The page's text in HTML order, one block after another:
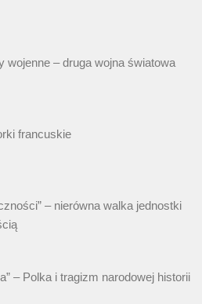
wojenne – druga wojna światowa
francuskie
– nierówna walka jednostki
– Polka i tragizm narodowej historii